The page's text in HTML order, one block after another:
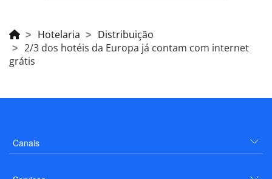
Hotelaria
Distribuição
2/3 dos hotéis da Europa já contam com internet
grátis
Canais